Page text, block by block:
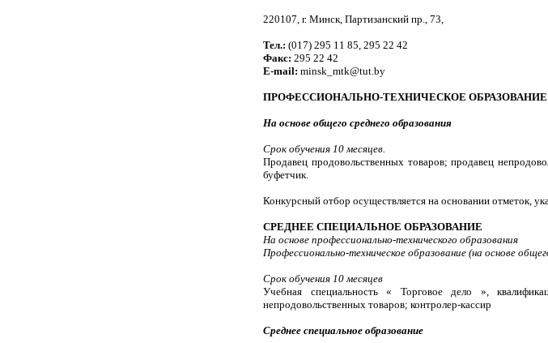
220107, г. Минск, Партизанский пр., 73,
Тел.: (017) 295 11 85, 295 22 42
Факс: 295 22 42
E-mail: minsk_mtk@tut.by
ПРОФЕССИОНАЛЬНО-ТЕХНИЧЕСКОЕ ОБРАЗОВАНИЕ
На основе общего среднего образования
Срок обучения 10 месяцев.
Продавец продовольственных товаров; продавец
буфетчик.
Конкурсный отбор осуществляется на основании отметок,
СРЕДНЕЕ СПЕЦИАЛЬНОЕ ОБРАЗОВАНИЕ
На основе профессионально-технического образования
Профессионально-техническое образование (на основе
Срок обучения 10 месяцев
Учебная специальность « Торговое дело »,
непродовольственных товаров; контролер-кассир
Среднее специальное образование